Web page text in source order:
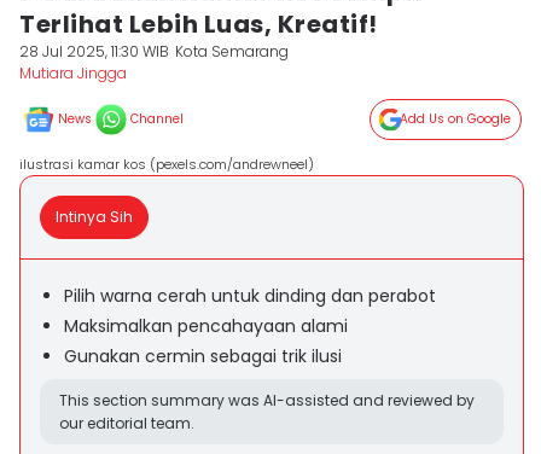
Terlihat Lebih Luas, Kreatif!
28 Jul 2025, 11:30 WIB Kota Semarang
Mutiara Jingga
News Channel Add Us on Google
ilustrasi kamar kos (pexels.com/andrewneel)
Intinya Sih
Pilih warna cerah untuk dinding dan perabot
Maksimalkan pencahayaan alami
Gunakan cermin sebagai trik ilusi
This section summary was AI-assisted and reviewed by
our editorial team.